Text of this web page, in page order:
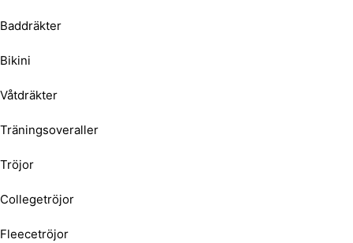
Baddräkter
Bikini
Våtdräkter
Träningsoveraller
Tröjor
Collegetröjor
Fleecetröjor